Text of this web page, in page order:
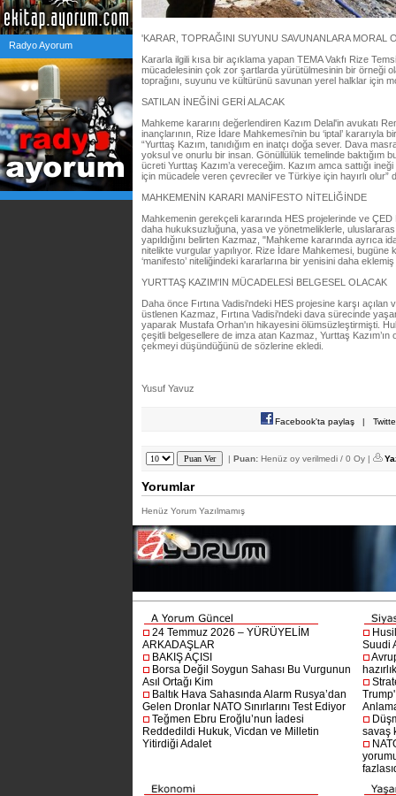
Radyo Ayorum
'KARAR, TOPRAĞINI SUYUNU SAVUNANLARA MORAL
Kararla ilgili kısa bir açıklama yapan TEMA Vakfı Rize
mücadelesinin çok zor şartlarda yürütülmesinin bir örneği
toprağını, suyunu ve kültürünü savunan yerel halklar için
SATILAN İNEĞİNİ GERİ ALACAK
Mahkeme kararını değerlendiren Kazım Delal'in avukatı
inançlarının, Rize İdare Mahkemesi’nin bu ‘iptal’
“Yurttaş Kazım, tanıdığım en inatçı doğa sever. Dava
yoksul ve onurlu bir insan. Gönüllülük temelinde baktığım
ücreti Yurttaş Kazım’a vereceğim. Kazım amca sattığı
için mücadele veren çevreciler ve Türkiye için hayırlı olur”
MAHKEMENİN KARARI MANİFESTO NİTELİĞİNDE
Mahkemenin gerekçeli kararında HES projelerinde ve
daha hukuksuzluğuna, yasa ve yönetmeliklerle,
yapıldığını belirten Kazmaz, "Mahkeme kararında ayrıca
nitelikte vurgular yapılıyor. Rize İdare Mahkemesi, bugüne
‘manifesto’ niteliğindeki kararlarına bir yenisini daha
YURTTAŞ KAZIM'IN MÜCADELESİ BELGESEL OLACAK
Daha önce Fırtına Vadisi'ndeki HES projesine karşı
üstlenen Kazmaz, Fırtına Vadisi'ndeki dava sürecinde
yaparak Mustafa Orhan'ın hikayesini ölümsüzleştirmişti.
çeşitli belgesellere de imza atan Kazmaz, Yurttaş
çekmeyi düşündüğünü de sözlerine ekledi.
Yusuf Yavuz
Facebook'ta paylaş |
| Puan: Henüz oy verilmedi / 0 Oy |
Yorumlar
Henüz Yorum Yazılmamış
24 Temmuz 2026 – YÜRÜYELİM
ARKADAŞLAR
BAKIŞ AÇISI
Borsa Değil Soygun Sahası Bu Vurgunun
Asıl Ortağı Kim
Baltık Hava Sahasında Alarm Rusya’dan
Gelen Dronlar NATO Sınırlarını Test Ediyor
Teğmen Ebru Eroğlu’nun İadesi
Reddedildi Hukuk, Vicdan ve Milletin
Yitirdiği Adalet
Suudi
savaş